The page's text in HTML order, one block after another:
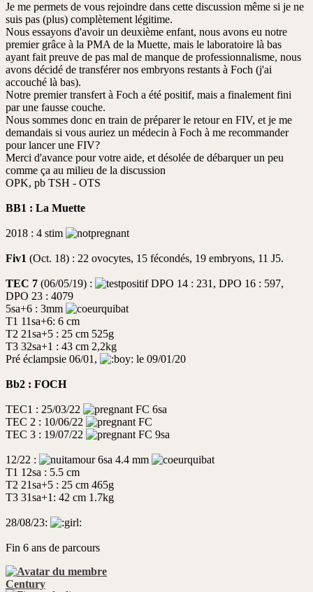
Je me permets de vous rejoindre dans cette discussion même si je ne
suis pas (plus) complètement légitime.
Nous essayons d'avoir un deuxième enfant, nous avons eu notre
premier grâce à la PMA de la Muette, mais le laboratoire là bas
ayant fait preuve de pas mal de manque de professionnalisme, nous
avons décidé de transférer nos embryons restants à Foch (j'ai
accouché là bas).
Notre premier transfert à Foch a été positif, mais a finalement fini
par une fausse couche.
Nous sommes donc en train de préparer le retour en FIV, et je me
demandais si vous auriez un médecin à Foch à me recommander
pour lancer une FIV?
Merci d'avance pour votre aide, et désolée de débarquer un peu
comme ça au milieu de la discussion
OPK, pb TSH - OTS
BB1 : La Muette
2018 : 4 stim
Fiv1 (Oct. 18) : 22 ovocytes, 15 fécondés, 19 embryons, 11 J5.
TEC 7 (06/05/19) :
DPO 14 : 231, DPO 16 : 597,
DPO 23 : 4079
5sa+6 : 3mm
T1 11sa+6: 6 cm
T2 21sa+5 : 25 cm 525g
T3 32sa+1 : 43 cm 2,2kg
Pré éclampsie 06/01,
le 09/01/20
Bb2 : FOCH
TEC1 : 25/03/22
FC 6sa
TEC 2 : 10/06/22
FC
TEC 3 : 19/07/22
FC 9sa
12/22 :
6sa 4.4 mm
T1 12sa : 5.5 cm
T2 21sa+5 : 25 cm 465g
T3 31sa+1: 42 cm 1.7kg
28/08/23:
Fin 6 ans de parcours
Century